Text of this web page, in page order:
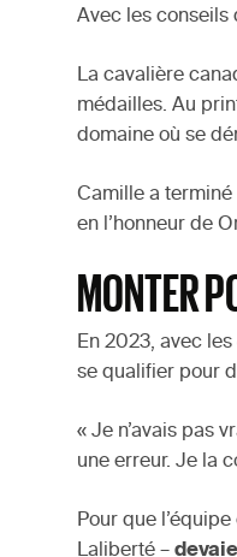
Avec les conseils
La cavalière
médailles. Au
domaine où se
Camille a terminé
en l’honneur de
MONTER
En 2023, avec les
se qualifier pour
« Je n’avais pas
une erreur. Je la
Pour que
Laliberté –